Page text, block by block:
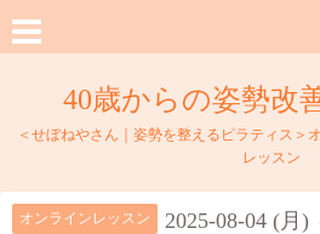
40歳からの姿勢改
＜せぼねやさん｜姿勢を整えるピラティス＞
レッスン
オンラインレッスン
2025-08-04 (月)